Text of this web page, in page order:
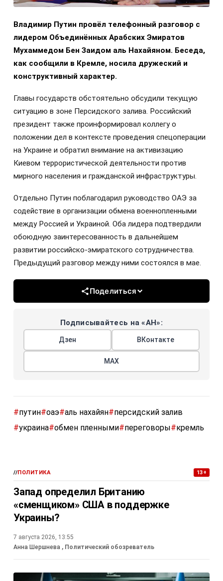
Владимир Путин провёл телефонный разговор с
лидером Объединённых Арабских Эмиратов
Мухаммедом Бен Заидом аль Нахайяном. Беседа,
как сообщили в Кремле, носила дружеский и
конструктивный характер.
Главы государств обстоятельно обсудили текущую
ситуацию в зоне Персидского залива. Российский
президент также проинформировал коллегу о
положении дел в контексте проведения спецоперации
на Украине и обратил внимание на активизацию
Киевом террористической деятельности против
мирного населения и гражданской инфраструктуры.
Отдельно Путин поблагодарил руководство ОАЭ за
содействие в организации обмена военнопленными
между Россией и Украиной. Оба лидера подтвердили
обоюдную заинтересованность в дальнейшем
развитии российско-эмиратского сотрудничества.
Предыдущий разговор между ними состоялся в мае.
Поделиться
Подписывайтесь на «АН»:
Дзен ВКонтакте
МАХ
#путин#оаэ#аль нахайян#персидский залив
#украина#обмен пленными#переговоры#кремль
//ПОЛИТИКА 13+
Запад определил Британию
«сменщиком» США в поддержке
Украины?
7 августа 2026, 13:55
Анна Шершнева , Политический обозреватель